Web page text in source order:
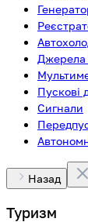
Джерела
Пускові
Сигнали
Назад
Туризм